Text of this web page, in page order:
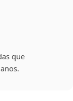
que